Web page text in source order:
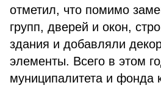
отметил, что помимо
групп, дверей и окон,
здания и добавляли
элементы. Всего в этом
муниципалитета и фонда